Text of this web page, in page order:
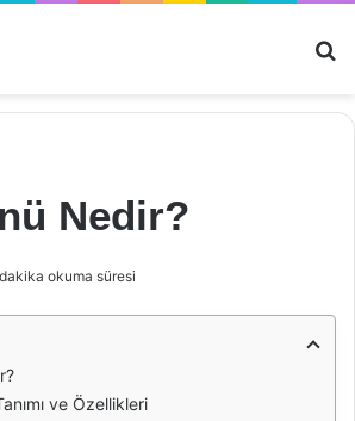
Nedir?
okuma süresi
ve Özellikleri